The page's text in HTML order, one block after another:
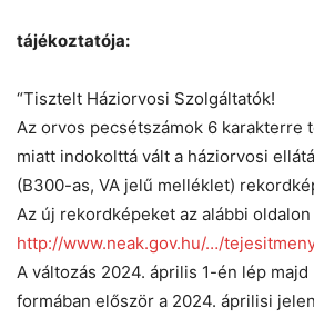
tájékoztatója:
“Tisztelt Háziorvosi Szolgáltatók!
Az orvos pecsétszámok 6 karakterre
miatt indokolttá vált a háziorvosi
(B300-as, VA jelű melléklet)
Az új rekordképeket az alábbi
http://www.neak.gov.hu/…/
A változás 2024. április 1-én lép
formában először a 2024. áprilisi